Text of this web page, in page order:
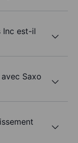
Inc est-il
Saxo